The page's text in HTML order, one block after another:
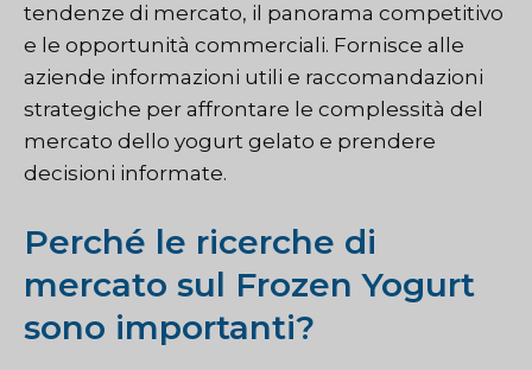
tendenze di mercato, il panorama competitivo
e le opportunità commerciali. Fornisce alle
aziende informazioni utili e raccomandazioni
strategiche per affrontare le complessità del
mercato dello yogurt gelato e prendere
decisioni informate.
Perché le ricerche di
mercato sul Frozen Yogurt
sono importanti?